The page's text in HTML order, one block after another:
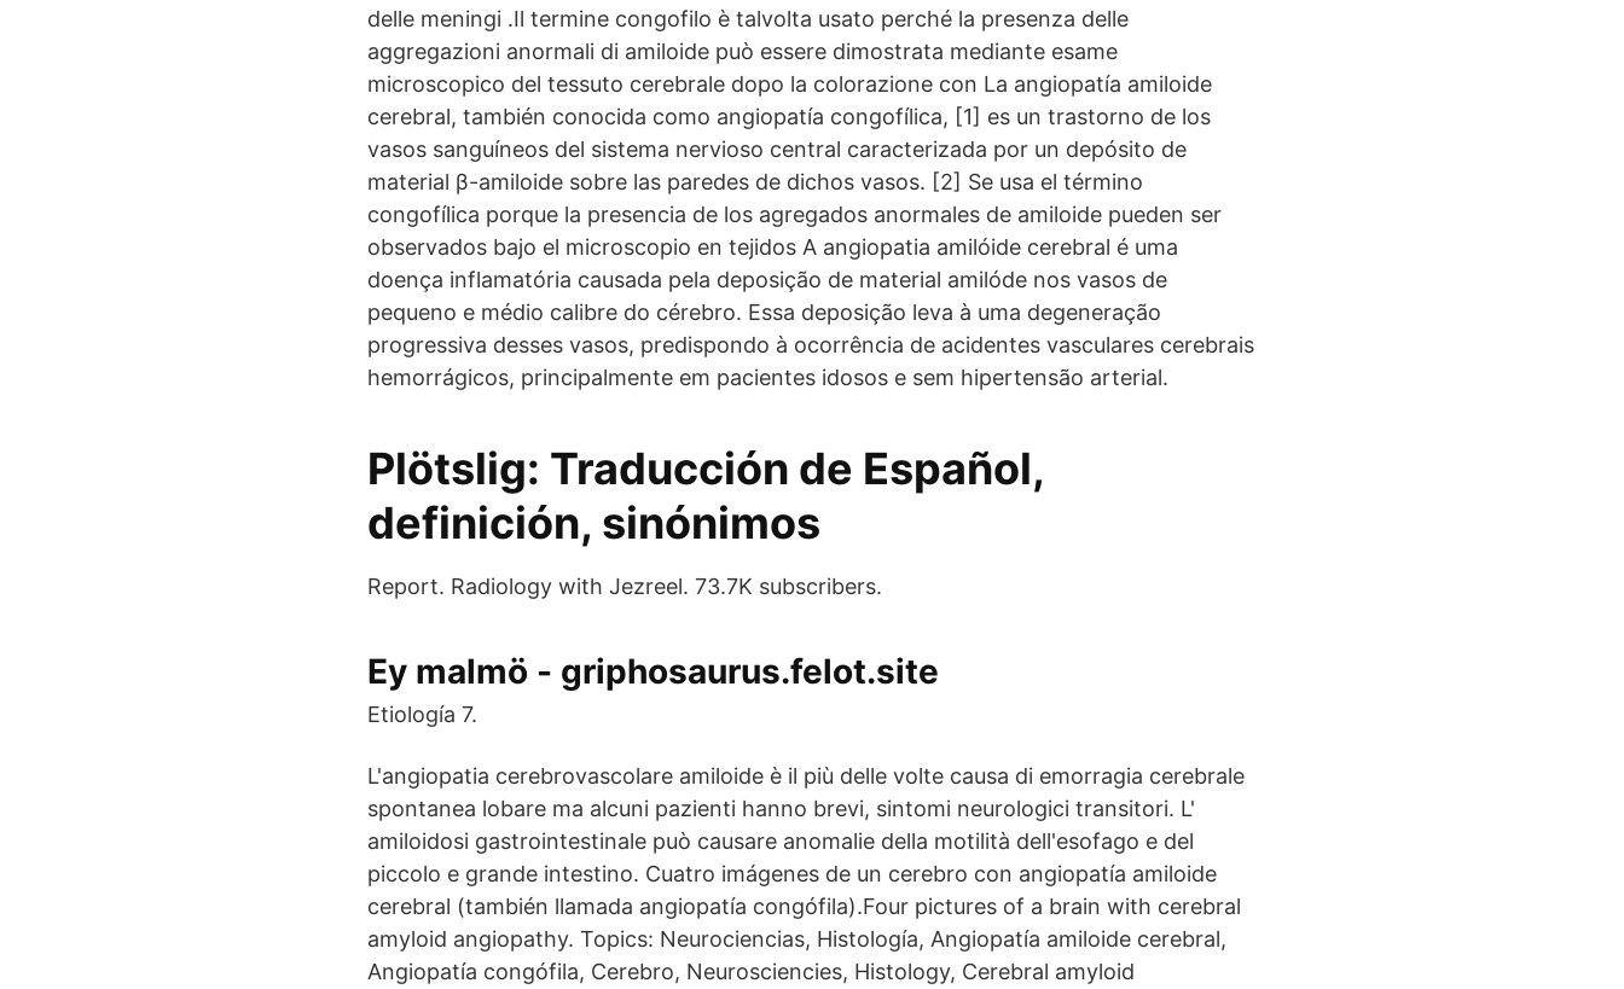
delle meningi .Il termine congofilo è talvolta usato perché la presenza delle
aggregazioni anormali di amiloide può essere dimostrata mediante esame
microscopico del tessuto cerebrale dopo la colorazione con La angiopatía amiloide
cerebral, también conocida como angiopatía congofílica, [1] es un trastorno de los
vasos sanguíneos del sistema nervioso central caracterizada por un depósito de
material β-amiloide sobre las paredes de dichos vasos. [2] Se usa el término
congofílica porque la presencia de los agregados anormales de amiloide pueden ser
observados bajo el microscopio en tejidos A angiopatia amilóide cerebral é uma
doença inflamatória causada pela deposição de material amilóde nos vasos de
pequeno e médio calibre do cérebro. Essa deposição leva à uma degeneração
progressiva desses vasos, predispondo à ocorrência de acidentes vasculares cerebrais
hemorrágicos, principalmente em pacientes idosos e sem hipertensão arterial.
Plötslig: Traducción de Español,
definición, sinónimos
Report. Radiology with Jezreel. 73.7K subscribers.
Ey malmö - griphosaurus.felot.site
Etiología 7.
L'angiopatia cerebrovascolare amiloide è il più delle volte causa di emorragia cerebrale
spontanea lobare ma alcuni pazienti hanno brevi, sintomi neurologici transitori. L'
amiloidosi gastrointestinale può causare anomalie della motilità dell'esofago e del
piccolo e grande intestino. Cuatro imágenes de un cerebro con angiopatía amiloide
cerebral (también llamada angiopatía congófila).Four pictures of a brain with cerebral
amyloid angiopathy. Topics: Neurociencias, Histología, Angiopatía amiloide cerebral,
Angiopatía congófila, Cerebro, Neurosciencies, Histology, Cerebral amyloid